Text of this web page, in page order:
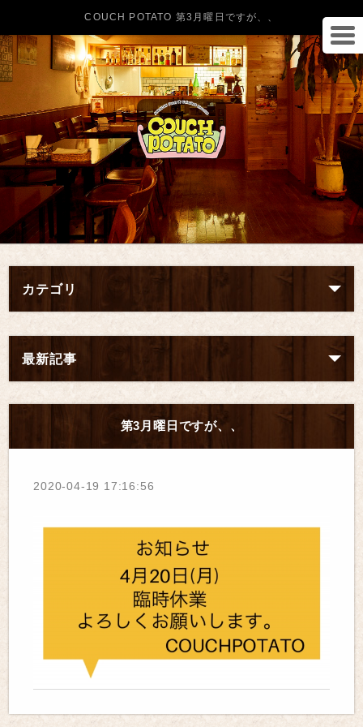
COUCH POTATO 第3月曜日ですが、、
カテゴリ
最新記事
第3月曜日ですが、、
2020-04-19 17:16:56